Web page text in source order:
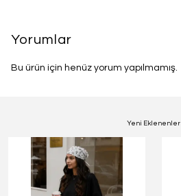
Yorumlar
Bu ürün için henüz yorum yapılmamış.
Yeni Eklenenler